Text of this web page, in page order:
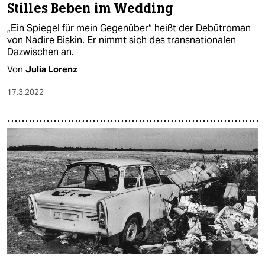
Stilles Beben im Wedding
„Ein Spiegel für mein Gegenüber“ heißt der Debütroman
von Nadire Biskin. Er nimmt sich des transnationalen
Dazwischen an.
Von Julia Lorenz
17.3.2022